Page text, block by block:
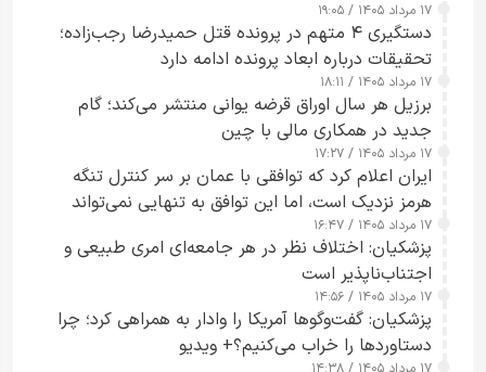
۱۷ مرداد ۱۴۰۵ / ۱۹:۰۵
دستگیری ۴ متهم در پرونده قتل حمیدرضا رجب‌زاده؛
تحقیقات درباره ابعاد پرونده ادامه دارد
۱۷ مرداد ۱۴۰۵ / ۱۸:۱۱
برزیل هر سال اوراق قرضه یوانی منتشر می‌کند؛ گام
جدید در همکاری مالی با چین
۱۷ مرداد ۱۴۰۵ / ۱۷:۲۷
ایران اعلام کرد که توافقی با عمان بر سر کنترل تنگه
هرمز نزدیک است، اما این توافق به تنهایی نمی‌تواند
آبراه را آزاد کند
۱۷ مرداد ۱۴۰۵ / ۱۶:۴۷
پزشکیان: اختلاف نظر در هر جامعه‌ای امری طبیعی و
اجتناب‌ناپذیر است
۱۷ مرداد ۱۴۰۵ / ۱۴:۵۶
پزشکیان: گفت‌وگوها آمریکا را وادار به همراهی کرد؛ چرا
دستاوردها را خراب می‌کنیم؟+ ویدیو